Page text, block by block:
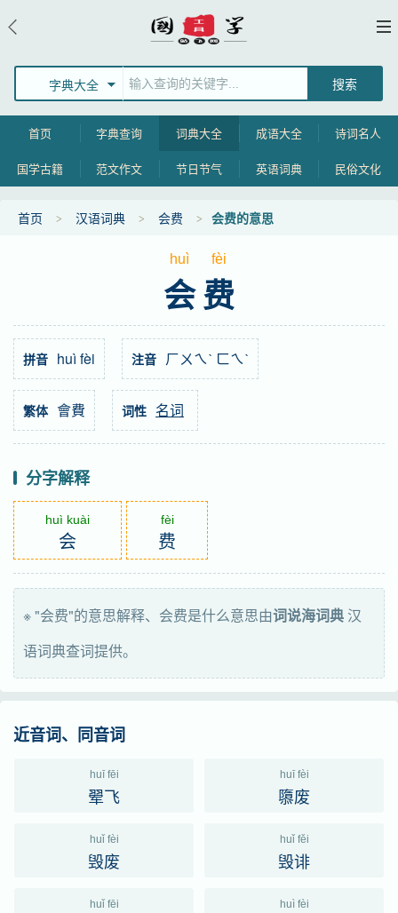
字典大全
首页 字典查询 词典大全 成语大全 诗词名人
国学古籍 范文作文 节日节气 英语词典 民俗文化
首页 汉语词典 会费 会费的意思
huì fèi
会费
拼音 huì fèi 注音 ㄏㄨㄟˋ ㄈㄟˋ
繁体 會費 词性 名词
分字解释
huì kuài
会
fèi
费
※ "会费"的意思解释、会费是什么意思由词说海词典 汉
语词典查词提供。
近音词、同音词
huī fēi
翚飞
huī fèi
隳废
huǐ fèi
毁废
huǐ fěi
毁诽
huǐ fēi huì fèi